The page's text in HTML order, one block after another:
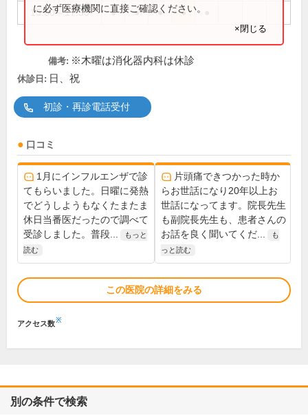
15:00～17:30 ● ● ● ●
に必ず医療機関に直接ご確認ください。
×閉じる
備考: ※木曜は消化器内科は休診
休診日: 日、祝
初診・再診電話受付
口コミ
1月にインフルエンザで診
てもらいました。日曜に発熱
でどうしようもなくたまたま
休日当番医だったので調べて
受診しました。普段...
もっと
読む
片頭痛できつかった時か
らお世話になり20年以上お
世話になってます。院長先生
も副院長先生も、患者さんの
お話を良く聞いてくだ...
も
っと読む
この医院の詳細をみる
アクセス数※
別の条件で検索